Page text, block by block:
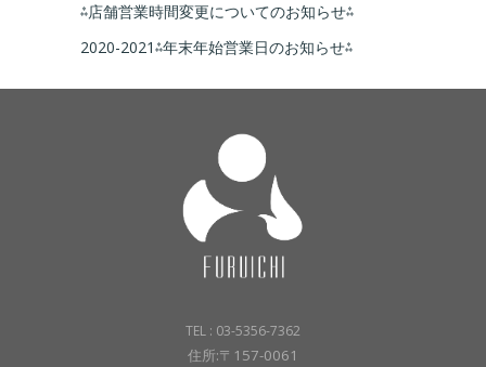
⁂店舗営業時間変更についてのお知らせ⁂
2020-2021⁂年末年始営業日のお知らせ⁂
TEL : 03-5356-7362
住所:〒157-0061